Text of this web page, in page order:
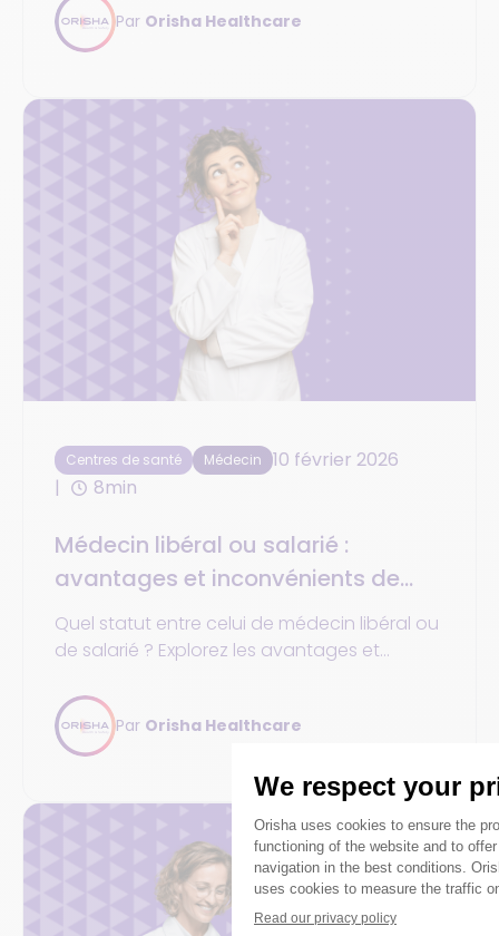
Par Orisha Healthcare
Centres de santé Médecin
10 février 2026
8min
Médecin libéral ou salarié :
avantages et inconvénients de
chaque mode d’exercice
Quel statut entre celui de médecin libéral ou
de salarié ? Explorez les avantages et
Par Orisha Healthcare